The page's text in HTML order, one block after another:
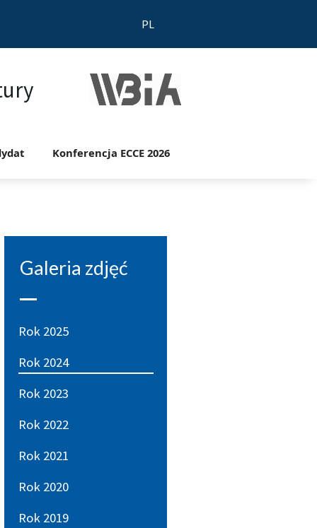
PL
Konferencja ECCE 2026
Galeria zdjęć
Rok 2025
Rok 2024
Rok 2023
Rok 2022
Rok 2021
Rok 2020
Rok 2019